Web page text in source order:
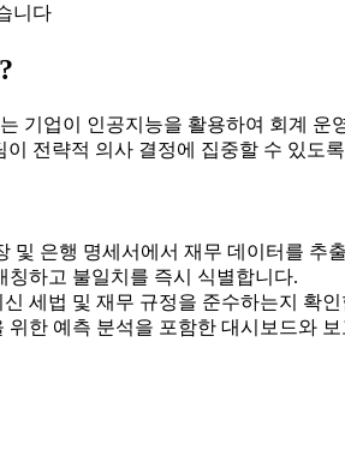
니다
기업이 인공지능을 활용하여 회계
전략적 의사 결정에 집중할 수 있도
및 은행 명세서에서 재무 데이터를 추
칭하고 불일치를 즉시 식별합니다.
세법 및 재무 규정을 준수하는지 확인
위한 예측 분석을 포함한 대시보드와